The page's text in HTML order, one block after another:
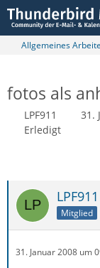
Allgemeines
fotos als
LPF911 31.
Erledigt
LPF911
Mitglied
31. Januar 2008 um